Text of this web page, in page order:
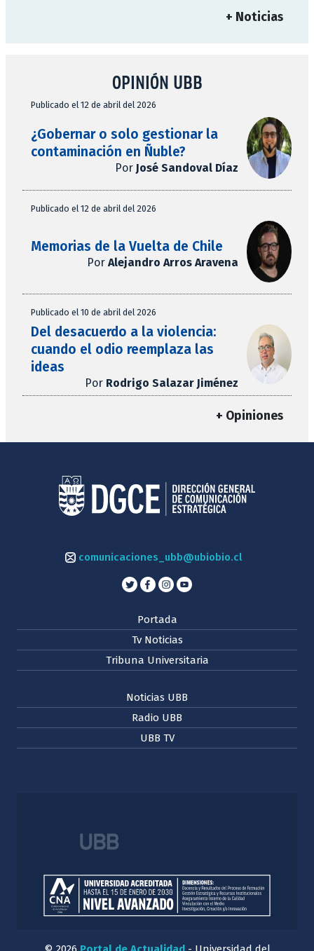
+ Noticias
OPINIÓN UBB
Publicado el 12 de abril del 2026
¿Gobernar o solo gestionar la
contaminación en Ñuble?
Por José Sandoval Díaz
Publicado el 12 de abril del 2026
Memorias de la Vuelta de Chile
Por Alejandro Arros Aravena
Publicado el 10 de abril del 2026
Del desacuerdo a la violencia:
cuando el odio reemplaza las
ideas
Por Rodrigo Salazar Jiménez
+ Opiniones
comunicaciones_ubb@ubiobio.cl
Portada
Tv Noticias
Tribuna Universitaria
Noticias UBB
Radio UBB
UBB TV